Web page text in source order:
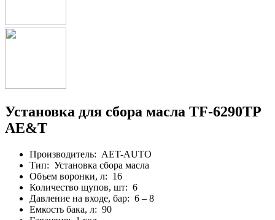
Установка для сбора масла TF-6290TP
AE&T
Производитель: AET-AUTO
Тип: Установка сбора масла
Объем воронки, л: 16
Количество щупов, шт: 6
Давление на входе, бар: 6 – 8
Емкость бака, л: 90